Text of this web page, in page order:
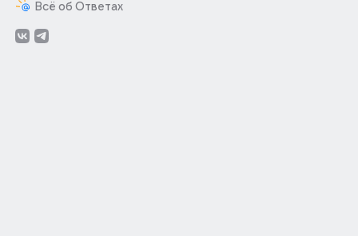
Всё об Ответах